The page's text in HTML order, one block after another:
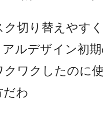
切り替えやす
ルデザイン初
クワクしたのに
だわ